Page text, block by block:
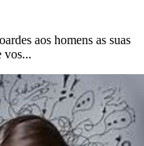
aos homens as suas
vos...